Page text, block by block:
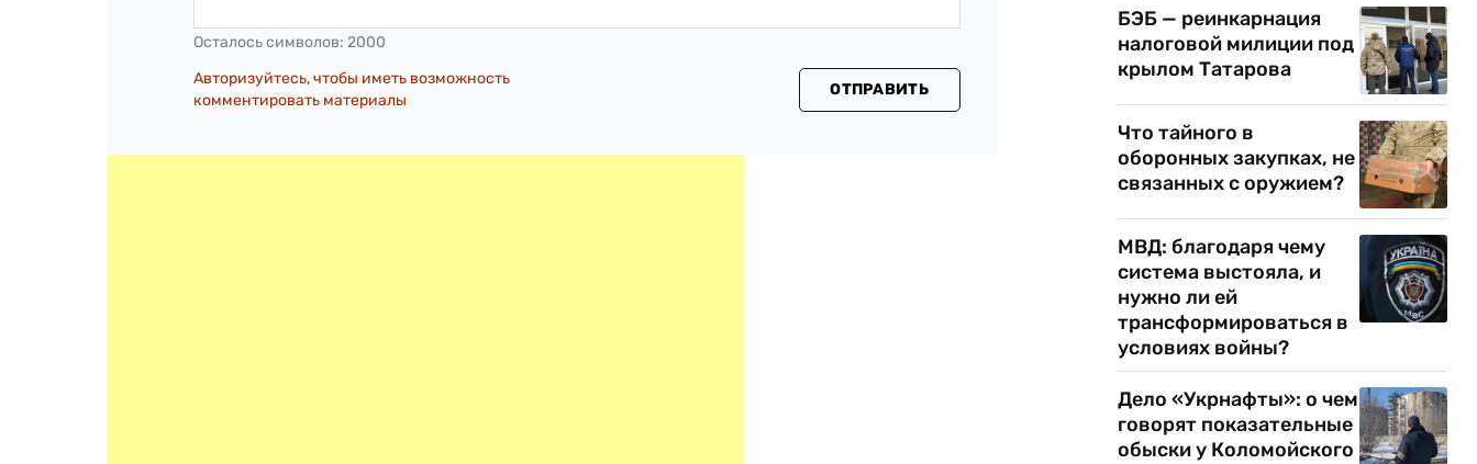
Осталось символов: 2000
Авторизуйтесь, чтобы иметь возможность
комментировать материалы
ОТПРАВИТЬ
БЭБ — реинкарнация
налоговой милиции под
крылом Татарова
Что тайного в
оборонных закупках, не
связанных с оружием?
МВД: благодаря чему
система выстояла, и
нужно ли ей
трансформироваться в
условиях войны?
Дело «Укрнафты»: о чем
говорят показательные
обыски у Коломойского